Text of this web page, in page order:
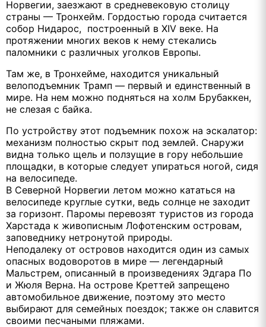
Норвегии, заезжают в средневековую столицу
страны — Тронхейм. Гордостью города считается
собор Нидарос, построенный в XIV веке. На
протяжении многих веков к нему стекались
паломники с различных уголков Европы.
Там же, в Тронхейме, находится уникальный
велоподъемник Трамп — первый и единственный в
мире. На нем можно подняться на холм Брубаккен,
не слезая с байка.
По устройству этот подъемник похож на эскалатор:
механизм полностью скрыт под землей. Снаружи
видна только щель и ползущие в гору небольшие
площадки, в которые следует упираться ногой, сидя
на велосипеде.
В Северной Норвегии летом можно кататься на
велосипеде круглые сутки, ведь солнце не заходит
за горизонт. Паромы перевозят туристов из города
Харстада к живописным Лофотенским островам,
заповеднику нетронутой природы.
Неподалеку от островов находится один из самых
опасных водоворотов в мире — легендарный
Мальстрем, описанный в произведениях Эдгара По
и Жюля Верна. На острове Креттей запрещено
автомобильное движение, поэтому это место
выбирают для семейных поездок; также он славится
своими песчаными пляжами.